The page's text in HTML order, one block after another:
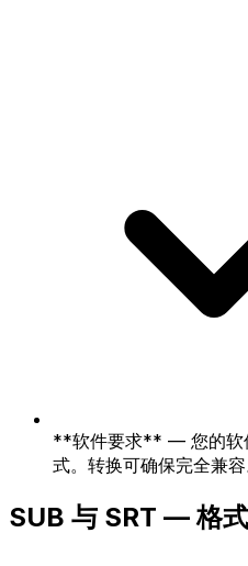
**软件要求** — 您的软
式。转换可确保完全兼容
SUB 与 SRT — 格